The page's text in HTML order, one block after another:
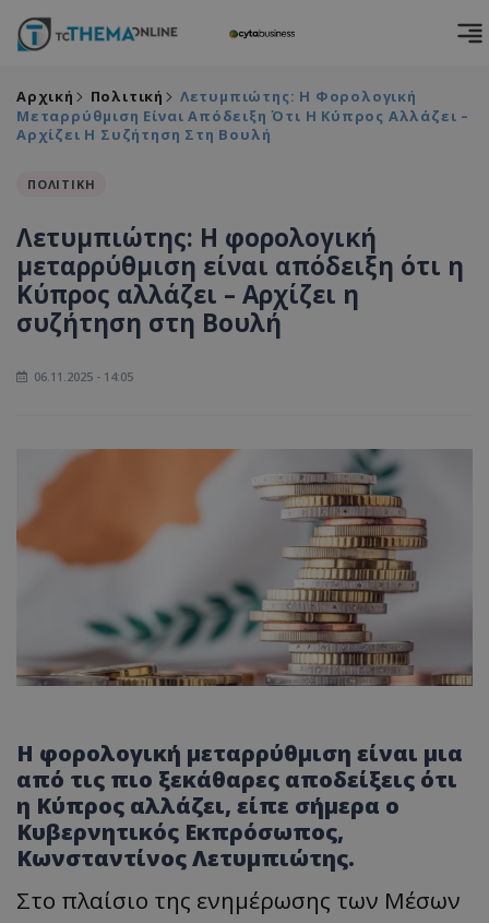
Αρχική Πολιτική
Λετυμπιώτης: Η Φορολογική
Μεταρρύθμιση Είναι Απόδειξη Ότι Η Κύπρος Αλλάζει –
Αρχίζει Η Συζήτηση Στη Βουλή
ΠΟΛΙΤΙΚΗ
Λετυμπιώτης: Η φορολογική
μεταρρύθμιση είναι απόδειξη ότι η
Κύπρος αλλάζει – Αρχίζει η
συζήτηση στη Βουλή
06.11.2025 - 14:05
Η φορολογική μεταρρύθμιση είναι μια
από τις πιο ξεκάθαρες αποδείξεις ότι
η Κύπρος αλλάζει, είπε σήμερα ο
Κυβερνητικός Εκπρόσωπος,
Κωνσταντίνος Λετυμπιώτης.
Στο πλαίσιο της ενημέρωσης των Μέσων